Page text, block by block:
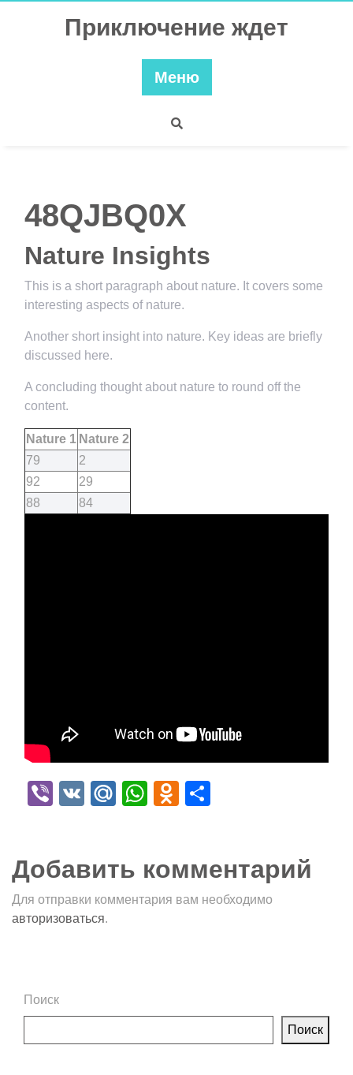
Приключение ждет
Меню
48QJBQ0X
Nature Insights
This is a short paragraph about nature. It covers some
interesting aspects of nature.
Another short insight into nature. Key ideas are briefly
discussed here.
A concluding thought about nature to round off the
content.
Nature 1 Nature 2
79
2
92
29
88
84
Viber
VK Mail.Ru
WhatsApp
Odnoklassniki
Добавить комментарий
Для отправки комментария вам необходимо
авторизоваться.
Поиск
Поиск